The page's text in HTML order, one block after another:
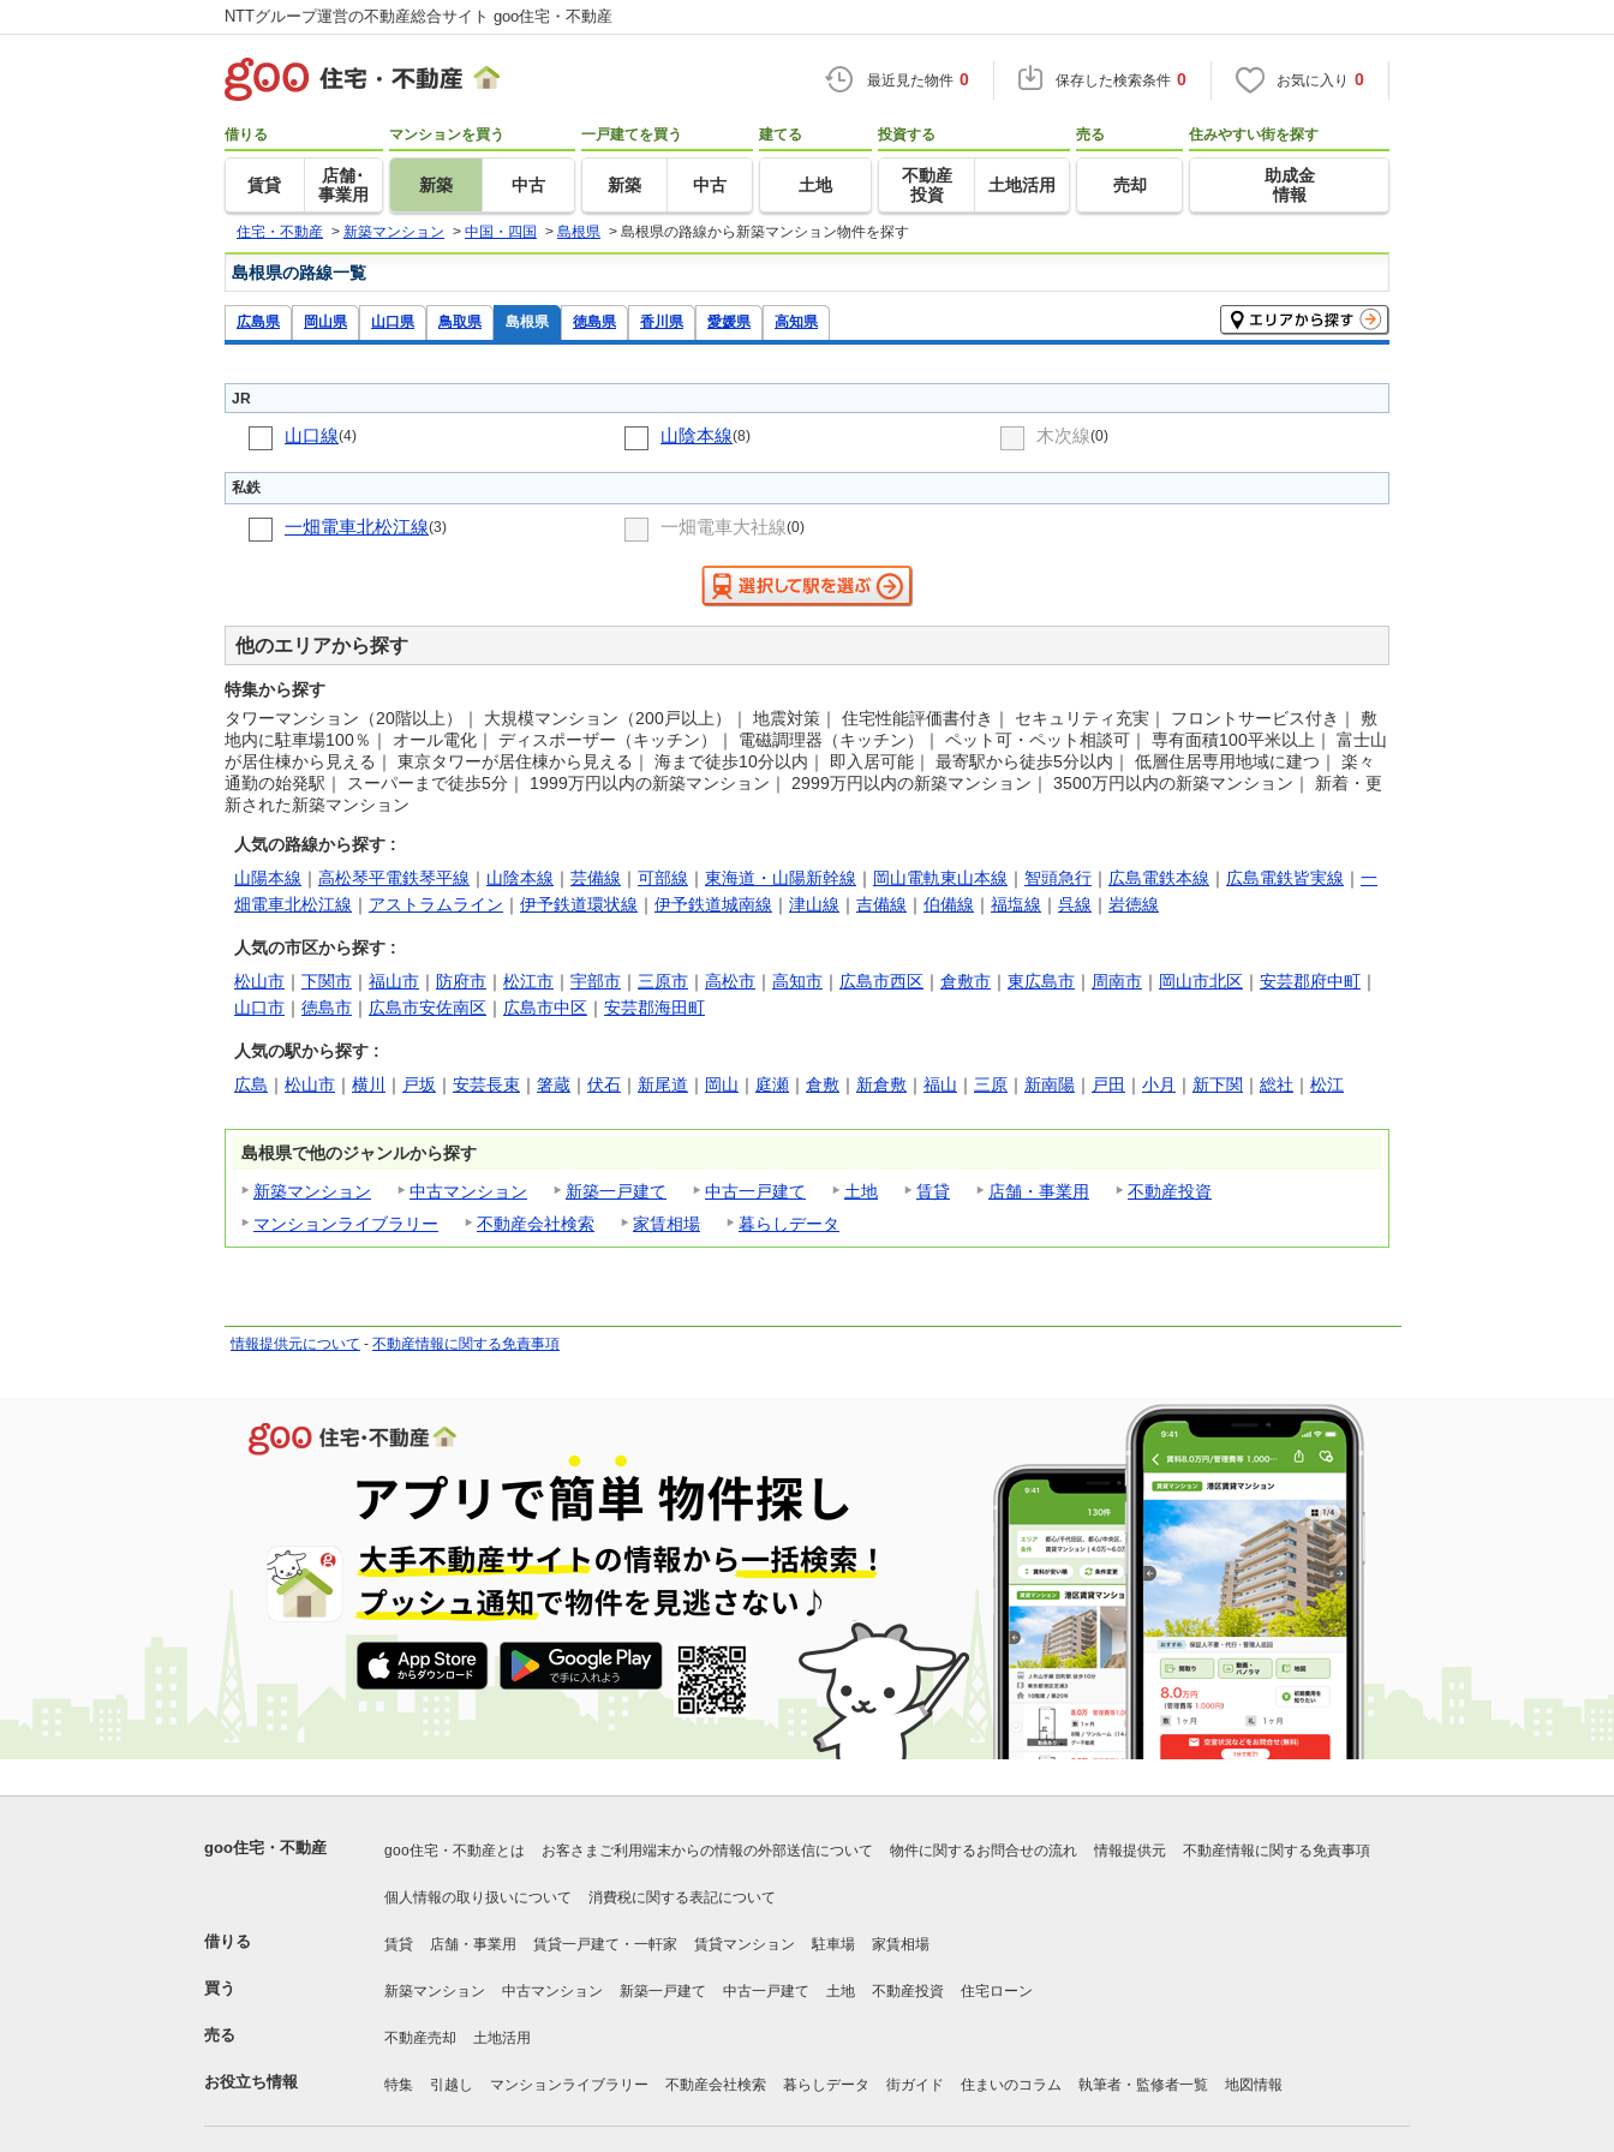
NTTグループ運営の不動産総合サイト goo住宅・不動産
最近見た物件 0 保存した検索条件 0 お気に入り 0
借りる
賃貸
店舗･
事業用
マンションを買う
新築 中古
一戸建てを買う
新築 中古
建てる
土地
投資する
不動産
投資
土地活用
売る
売却
住みやすい街を探す
助成金
情報
住宅・不動産 > 新築マンション > 中国・四国 > 島根県 > 島根県の路線から新築マンション物件を探す
島根県の路線一覧
広島県 岡山県 山口県 鳥取県 島根県 徳島県 香川県 愛媛県 高知県
JR
山口線(4) 山陰本線(8) 木次線(0)
私鉄
一畑電車北松江線(3) 一畑電車大社線(0)
他のエリアから探す
特集から探す
タワーマンション（20階以上）
｜ 大規模マンション（200戸以上） ｜ 地震対策 ｜ 住宅性能評価書付き ｜ セキュリティ充実 ｜ フロントサービス付き ｜ 敷
地内に駐車場100％ ｜ オール電化 ｜ ディスポーザー（キッチン） ｜ 電磁調理器（キッチン） ｜ ペット可・ペット相談可 ｜ 専有面積100平米以上 ｜ 富士山
が居住棟から見える ｜ 東京タワーが居住棟から見える ｜ 海まで徒歩10分以内 ｜ 即入居可能 ｜ 最寄駅から徒歩5分以内 ｜ 低層住居専用地域に建つ ｜ 楽々
通勤の始発駅 ｜ スーパーまで徒歩5分 ｜ 1999万円以内の新築マンション ｜ 2999万円以内の新築マンション ｜ 3500万円以内の新築マンション ｜ 新着・更
新された新築マンション
人気の路線から探す :
山陽本線 ｜ 高松琴平電鉄琴平線 ｜ 山陰本線 ｜ 芸備線 ｜ 可部線 ｜ 東海道・山陽新幹線 ｜ 岡山電軌東山本線 ｜ 智頭急行 ｜ 広島電鉄本線 ｜ 広島電鉄皆実線 ｜ 一
畑電車北松江線 ｜ アストラムライン ｜ 伊予鉄道環状線 ｜ 伊予鉄道城南線 ｜ 津山線 ｜ 吉備線 ｜ 伯備線 ｜ 福塩線 ｜ 呉線 ｜ 岩徳線
人気の市区から探す :
松山市 ｜ 下関市 ｜ 福山市 ｜ 防府市 ｜ 松江市 ｜ 宇部市 ｜ 三原市 ｜ 高松市 ｜ 高知市 ｜ 広島市西区 ｜ 倉敷市 ｜ 東広島市 ｜ 周南市 ｜ 岡山市北区 ｜ 安芸郡府中町 ｜
山口市 ｜ 徳島市 ｜ 広島市安佐南区 ｜ 広島市中区 ｜ 安芸郡海田町
人気の駅から探す :
広島 ｜ 松山市 ｜ 横川 ｜ 戸坂 ｜ 安芸長束 ｜ 箸蔵 ｜ 伏石 ｜ 新尾道 ｜ 岡山 ｜ 庭瀬 ｜ 倉敷 ｜ 新倉敷 ｜ 福山 ｜ 三原 ｜ 新南陽 ｜ 戸田 ｜ 小月 ｜ 新下関 ｜ 総社 ｜ 松江
島根県で他のジャンルから探す
新築マンション
中古マンション 新築一戸建て 中古一戸建て 土地 賃貸 店舗・事業用
不動産投資
マンションライブラリー
不動産会社検索 家賃相場 暮らしデータ
情報提供元について - 不動産情報に関する免責事項
goo住宅・不動産 goo住宅・不動産とは お客さまご利用端末からの情報の外部送信について 物件に関するお問合せの流れ 情報提供元 不動産情報に関する免責事項
個人情報の取り扱いについて 消費税に関する表記について
借りる 賃貸 店舗・事業用 賃貸一戸建て・一軒家 賃貸マンション 駐車場 家賃相場
買う 新築マンション 中古マンション 新築一戸建て 中古一戸建て 土地 不動産投資 住宅ローン
売る 不動産売却 土地活用
お役立ち情報 特集 引越し マンションライブラリー 不動産会社検索 暮らしデータ 街ガイド 住まいのコラム 執筆者・監修者一覧 地図情報